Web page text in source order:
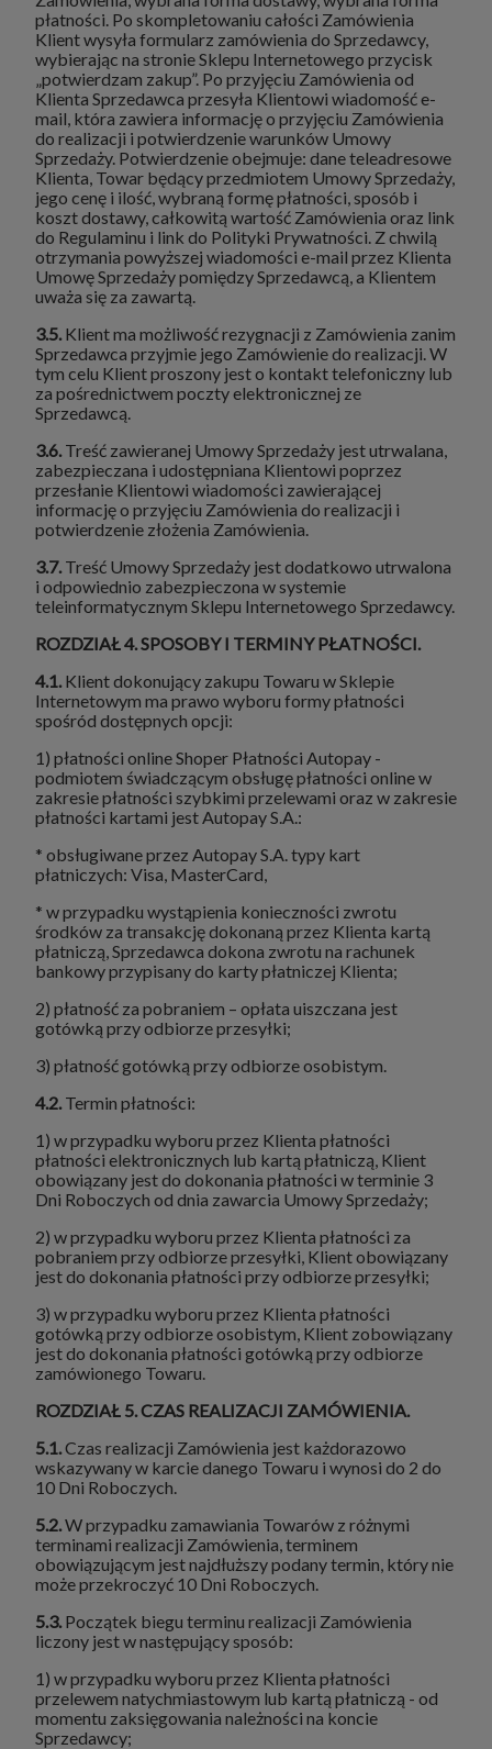
płatności. Po skompletowaniu całości Zamówienia
Klient wysyła formularz zamówienia do Sprzedawcy,
wybierając na stronie Sklepu Internetowego przycisk
„potwierdzam zakup”. Po przyjęciu Zamówienia od
Klienta Sprzedawca przesyła Klientowi wiadomość e-
mail, która zawiera informację o przyjęciu Zamówienia
do realizacji i potwierdzenie warunków Umowy
Sprzedaży. Potwierdzenie obejmuje: dane teleadresowe
Klienta, Towar będący przedmiotem Umowy Sprzedaży,
jego cenę i ilość, wybraną formę płatności, sposób i
koszt dostawy, całkowitą wartość Zamówienia oraz link
do Regulaminu i link do Polityki Prywatności. Z chwilą
otrzymania powyższej wiadomości e-mail przez Klienta
Umowę Sprzedaży pomiędzy Sprzedawcą, a Klientem
uważa się za zawartą.
3.5. Klient ma możliwość rezygnacji z Zamówienia zanim
Sprzedawca przyjmie jego Zamówienie do realizacji. W
tym celu Klient proszony jest o kontakt telefoniczny lub
za pośrednictwem poczty elektronicznej ze
Sprzedawcą.
3.6. Treść zawieranej Umowy Sprzedaży jest utrwalana,
zabezpieczana i udostępniana Klientowi poprzez
przesłanie Klientowi wiadomości zawierającej
informację o przyjęciu Zamówienia do realizacji i
potwierdzenie złożenia Zamówienia.
3.7. Treść Umowy Sprzedaży jest dodatkowo utrwalona
i odpowiednio zabezpieczona w systemie
teleinformatycznym Sklepu Internetowego Sprzedawcy.
ROZDZIAŁ 4. SPOSOBY I TERMINY PŁATNOŚCI.
4.1. Klient dokonujący zakupu Towaru w Sklepie
Internetowym ma prawo wyboru formy płatności
spośród dostępnych opcji:
1) płatności online Shoper Płatności Autopay -
podmiotem świadczącym obsługę płatności online w
zakresie płatności szybkimi przelewami oraz w zakresie
płatności kartami jest Autopay S.A.:
* obsługiwane przez Autopay S.A. typy kart
płatniczych: Visa, MasterCard,
* w przypadku wystąpienia konieczności zwrotu
środków za transakcję dokonaną przez Klienta kartą
płatniczą, Sprzedawca dokona zwrotu na rachunek
bankowy przypisany do karty płatniczej Klienta;
2) płatność za pobraniem – opłata uiszczana jest
gotówką przy odbiorze przesyłki;
3) płatność gotówką przy odbiorze osobistym.
4.2. Termin płatności:
1) w przypadku wyboru przez Klienta płatności
płatności elektronicznych lub kartą płatniczą, Klient
obowiązany jest do dokonania płatności w terminie 3
Dni Roboczych od dnia zawarcia Umowy Sprzedaży;
2) w przypadku wyboru przez Klienta płatności za
pobraniem przy odbiorze przesyłki, Klient obowiązany
jest do dokonania płatności przy odbiorze przesyłki;
3) w przypadku wyboru przez Klienta płatności
gotówką przy odbiorze osobistym, Klient zobowiązany
jest do dokonania płatności gotówką przy odbiorze
zamówionego Towaru.
ROZDZIAŁ 5. CZAS REALIZACJI ZAMÓWIENIA.
5.1.Czas realizacji Zamówienia jest każdorazowo
wskazywany w karcie danego Towaru i wynosi do 2 do
10 Dni Roboczych.
5.2.W przypadku zamawiania Towarów z różnymi
terminami realizacji Zamówienia, terminem
obowiązującym jest najdłuższy podany termin, który nie
może przekroczyć 10 Dni Roboczych.
5.3. Początek biegu terminu realizacji Zamówienia
liczony jest w następujący sposób:
1) w przypadku wyboru przez Klienta płatności
przelewem natychmiastowym lub kartą płatniczą - od
momentu zaksięgowania należności na koncie
Sprzedawcy;